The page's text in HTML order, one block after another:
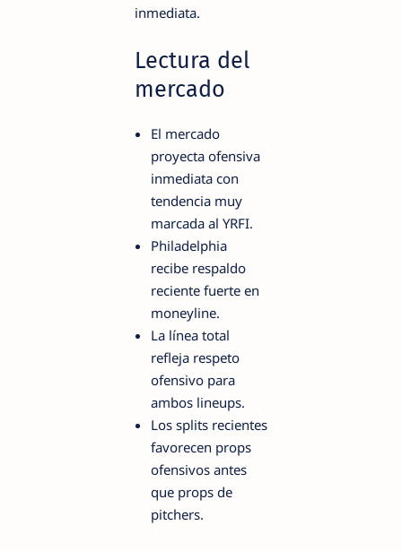
inmediata.
Lectura del
mercado
El mercado
proyecta ofensiva
inmediata con
tendencia muy
marcada al YRFI.
Philadelphia
recibe respaldo
reciente fuerte en
moneyline.
La línea total
refleja respeto
ofensivo para
ambos lineups.
Los splits recientes
favorecen props
ofensivos antes
que props de
pitchers.